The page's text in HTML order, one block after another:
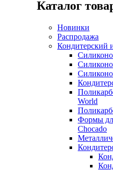
Каталог
Новинки
Распродажа
Кондитерский
World
Формы
Chocado